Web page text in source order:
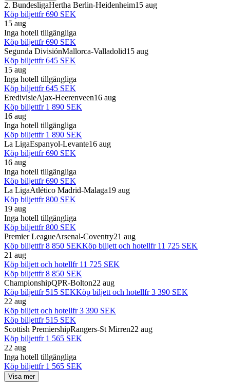
2. BundesligaHertha Berlin-Heidenheim15 aug
Köp biljettfr690 SEK
15 aug
Inga hotell tillgängliga
Köp biljettfr690 SEK
Segunda DivisiónMallorca-Valladolid15 aug
Köp biljettfr645 SEK
15 aug
Inga hotell tillgängliga
Köp biljettfr645 SEK
EredivisieAjax-Heerenveen16 aug
Köp biljettfr 1 890 SEK
16 aug
Inga hotell tillgängliga
Köp biljettfr 1 890 SEK
La LigaEspanyol-Levante16 aug
Köp biljettfr690 SEK
16 aug
Inga hotell tillgängliga
Köp biljettfr690 SEK
La LigaAtlético Madrid-Malaga19 aug
Köp biljettfr800 SEK
19 aug
Inga hotell tillgängliga
Köp biljettfr800 SEK
Premier LeagueArsenal-Coventry21 aug
Köp biljettfr8 850 SEKKöp biljett och hotellfr 11 725 SEK
21 aug
Köp biljett och hotellfr 11 725 SEK
Köp biljettfr8 850 SEK
ChampionshipQPR-Bolton22 aug
Köp biljettfr 515 SEKKöp biljett och hotellfr3 390 SEK
22 aug
Köp biljett och hotellfr3 390 SEK
Köp biljettfr 515 SEK
Scottish PremiershipRangers-St Mirren22 aug
Köp biljettfr 1 565 SEK
22 aug
Inga hotell tillgängliga
Köp biljettfr 1 565 SEK
Visa mer